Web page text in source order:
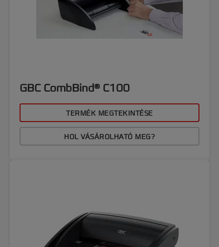
GBC CombBind® C100
TERMÉK MEGTEKINTÉSE
HOL VÁSÁROLHATÓ MEG?